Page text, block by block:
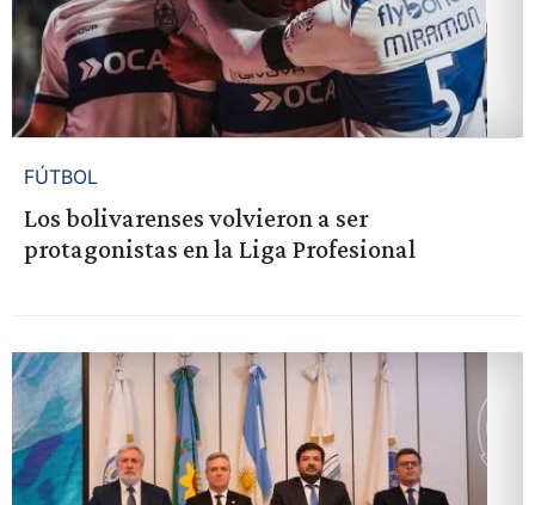
FÚTBOL
Los bolivarenses volvieron a ser
protagonistas en la Liga Profesional